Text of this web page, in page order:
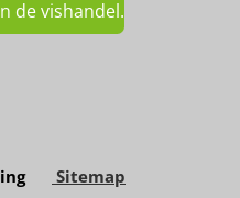
de vishandel.
Sitemap